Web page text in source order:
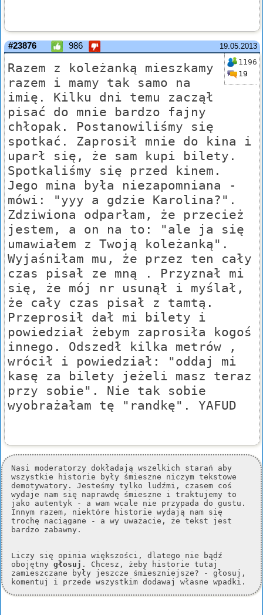
19.05.2013
#23876 986
1196
19
Razem z koleżanką mieszkamy
razem i mamy tak samo na
imię. Kilku dni temu zaczął
pisać do mnie bardzo fajny
chłopak. Postanowiliśmy się
spotkać. Zaprosił mnie do kina i
uparł się, że sam kupi bilety.
Spotkaliśmy się przed kinem.
Jego mina była niezapomniana -
mówi: "yyy a gdzie Karolina?".
Zdziwiona odparłam, że przecież
jestem, a on na to: "ale ja się
umawiałem z Twoją koleżanką".
Wyjaśniłam mu, że przez ten cały
czas pisał ze mną . Przyznał mi
się, że mój nr usunął i myślał,
że cały czas pisał z tamtą.
Przeprosił dał mi bilety i
powiedział żebym zaprosiła kogoś
innego. Odszedł kilka metrów ,
wrócił i powiedział: "oddaj mi
kasę za bilety jeżeli masz teraz
przy sobie". Nie tak sobie
wyobrażałam tę "randkę". YAFUD
Nasi moderatorzy dokładają wszelkich starań aby
wszystkie historie były śmieszne niczym tekstowe
demotywatory. Jesteśmy tylko ludźmi, czasem coś
wydaje nam się naprawdę śmieszne i traktujemy to
jako autentyk - a wam wcale nie przypada do gustu.
Innym razem, niektóre historie wydają nam się
trochę naciągane - a wy uważacie, że tekst jest
bardzo zabawny.
Liczy się opinia większości, dlatego nie bądź
obojętny głosuj . Chcesz, żeby historie tutaj
zamieszczane były jeszcze śmieszniejsze? - głosuj,
komentuj i przede wszystkim dodawaj własne wpadki.